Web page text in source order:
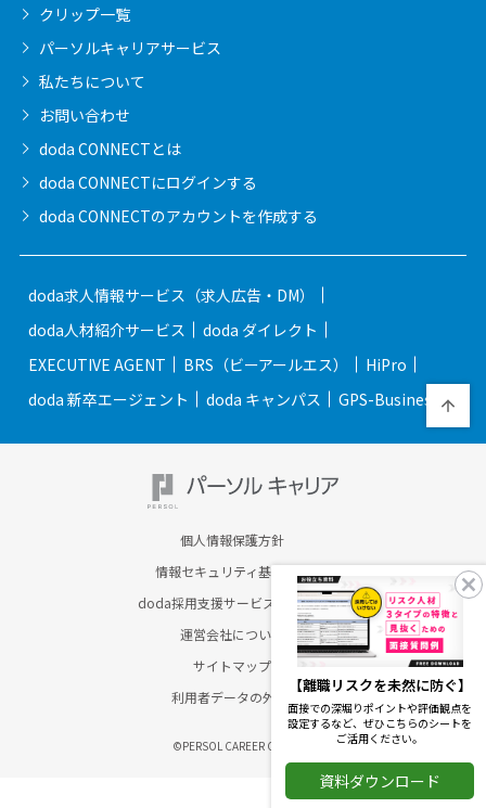
クリップ一覧
パーソルキャリアサービス
私たちについて
お問い合わせ
doda CONNECTとは
doda CONNECTにログインする
doda CONNECTのアカウントを作成する
doda求人情報サービス（求人広告・DM）
doda人材紹介サービス
doda ダイレクト
EXECUTIVE AGENT
BRS（ビーアールエス）
HiPro
doda 新卒エージェント
doda キャンパス GPS-Business
個人情報保護方針
情報セキュリティ基本方針
doda採用支援サービスのご案内
運営会社について
サイトマップ
利用者データの外部送信
©PERSOL CAREER CO., LTD.
【離職リスクを未然に防ぐ】
面接での深堀りポイントや評価観点を
設定するなど、ぜひこちらのシートを
ご活用ください。
資料ダウンロード